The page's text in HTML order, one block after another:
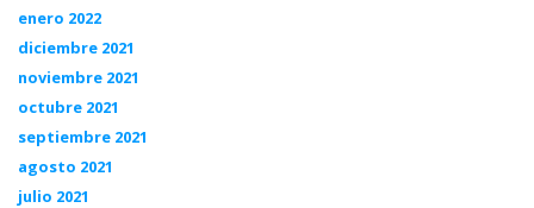
enero 2022
diciembre 2021
noviembre 2021
octubre 2021
septiembre 2021
agosto 2021
julio 2021